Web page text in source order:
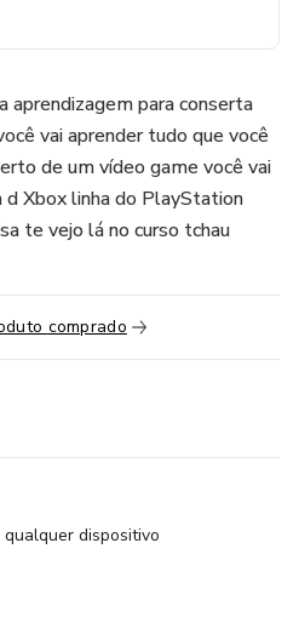
aprendizagem para conserta
vai aprender tudo que você
de um vídeo game você vai
d Xbox linha do PlayStation
te vejo lá no curso tchau
comprado
dispositivo